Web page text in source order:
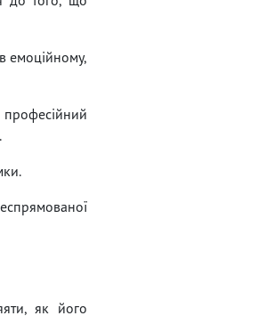
емоційному,
професійний
як його